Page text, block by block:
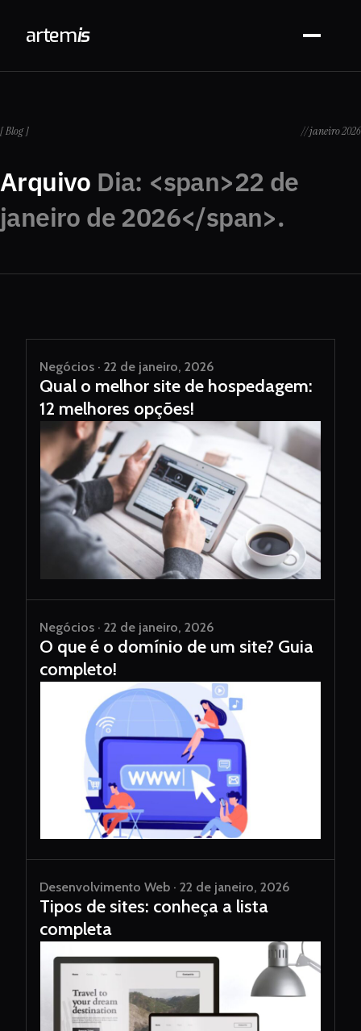
artemis
[ Blog ] // janeiro 2026
Arquivo Dia: <span>22 de
janeiro de 2026</span>.
Negócios · 22 de janeiro, 2026
Qual o melhor site de hospedagem:
12 melhores opções!
Negócios · 22 de janeiro, 2026
O que é o domínio de um site? Guia
completo!
Desenvolvimento Web · 22 de janeiro, 2026
Tipos de sites: conheça a lista
completa